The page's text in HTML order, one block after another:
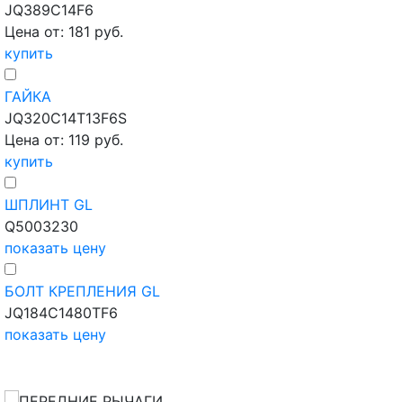
JQ389C14F6
Цена от: 181 руб.
купить
ГАЙКА
JQ320C14T13F6S
Цена от: 119 руб.
купить
ШПЛИНТ GL
Q5003230
показать цену
БОЛТ КРЕПЛЕНИЯ GL
JQ184C1480TF6
показать цену